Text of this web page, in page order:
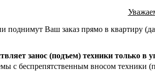
поднимут Ваш заказ прямо в квартиру
занос (подъем) техники только в
с беспрепятственным вносом техники